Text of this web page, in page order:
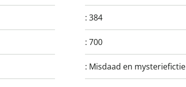
:384
:700
: Misdaad en mysteriefictie